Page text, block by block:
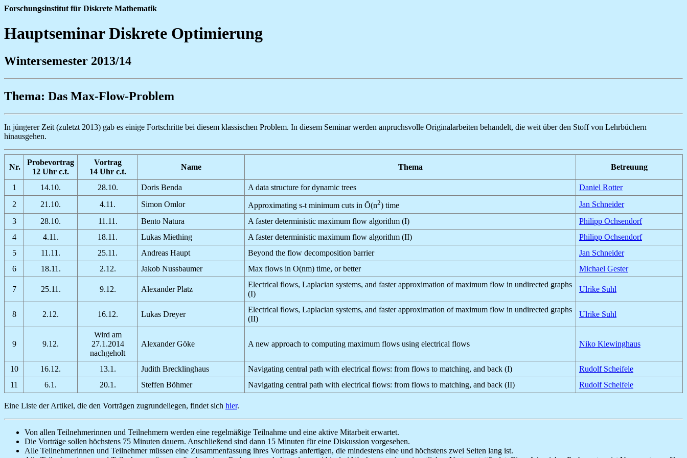
Forschungsinstitut für Diskrete Mathematik
Hauptseminar Diskrete Optimierung
Wintersemester 2013/14
Thema: Das Max-Flow-Problem
In jüngerer Zeit (zuletzt 2013) gab es einige Fortschritte bei diesem klassischen Problem. In diesem Seminar werden anpruchsvolle Originalarbeiten behandelt, die weit über den Stoff von Lehrbüchern
hinausgehen.
Nr.
Probevortrag
12 Uhr c.t.
Vortrag
14 Uhr c.t.
Name Thema Betreuung
1 14.10. 28.10. Doris Benda A data structure for dynamic trees
Daniel Rotter
2
21.10. 4.11. Simon Omlor Approximating s-t minimum cuts in Õ(n2) time
Jan Schneider
3
28.10. 11.11. Bento Natura A faster deterministic maximum flow algorithm (I)
Philipp Ochsendorf
4
4.11. 18.11. Lukas Miething A faster deterministic maximum flow algorithm (II)
Philipp Ochsendorf
5
11.11. 25.11. Andreas Haupt Beyond the flow decomposition barrier
Jan Schneider
6
18.11. 2.12. Jakob Nussbaumer Max flows in O(nm) time, or better Michael Gester
7 25.11. 9.12. Alexander Platz
Electrical flows, Laplacian systems, and faster approximation of maximum flow in undirected graphs
(I)
Ulrike Suhl
8 2.12. 16.12. Lukas Dreyer
Electrical flows, Laplacian systems, and faster approximation of maximum flow in undirected graphs
(II)
Ulrike Suhl
9 9.12.
Wird am
27.1.2014
nachgeholt
Alexander Göke A new approach to computing maximum flows using electrical flows Niko Klewinghaus
10 16.12. 13.1. Judith Brecklinghaus Navigating central path with electrical flows: from flows to matching, and back (I)
Rudolf Scheifele
11
6.1. 20.1. Steffen Böhmer Navigating central path with electrical flows: from flows to matching, and back (II) Rudolf Scheifele
Eine Liste der Artikel, die den Vorträgen zugrundeliegen, findet sich hier.
Von allen Teilnehmerinnen und Teilnehmern werden eine regelmäßige Teilnahme und eine aktive Mitarbeit erwartet.
Die Vorträge sollen höchstens 75 Minuten dauern. Anschließend sind dann 15 Minuten für eine Diskussion vorgesehen.
Alle Teilnehmerinnen und Teilnehmer müssen eine Zusammenfassung ihres Vortrags anfertigen, die mindestens eine und höchstens zwei Seiten lang ist.